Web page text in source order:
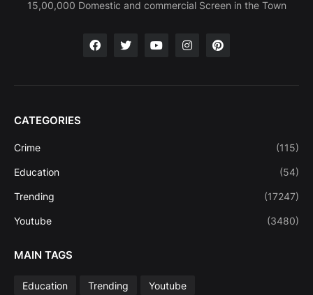
15,00,000 Domestic and commercial Screen in the Town
CATEGORIES
Crime (115)
Education (54)
Trending (17247)
Youtube (3480)
MAIN TAGS
Education Trending Youtube